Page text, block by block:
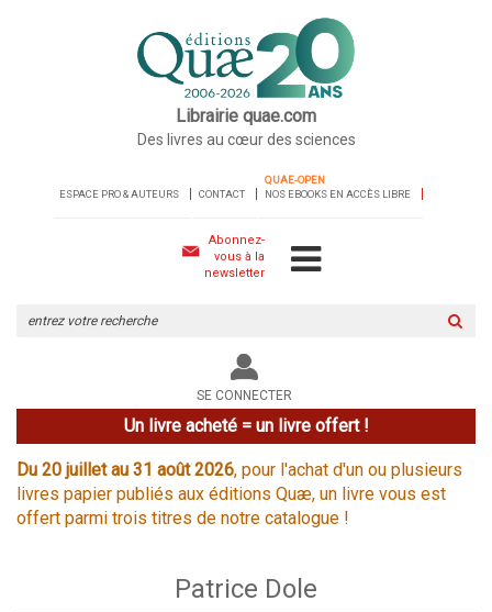
Librairie quae.com
Des livres au cœur des sciences
ESPACE PRO & AUTEURS CONTACT
QUAE-OPEN
NOS EBOOKS EN ACCÈS LIBRE
Abonnez-
vous à la
newsletter
le
site
SE CONNECTER
Un livre acheté = un livre offert !
Du 20 juillet au 31 août 2026, pour l'achat d'un ou plusieurs
livres papier publiés aux éditions Quæ, un livre vous est
offert parmi trois titres de notre catalogue !
Patrice Dole